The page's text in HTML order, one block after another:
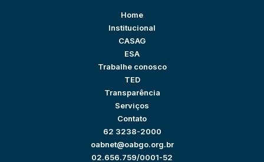
Home
Institucional
CASAG
ESA
Trabalhe conosco
TED
Transparência
Serviços
Contato
62 3238-2000
oabnet@oabgo.org.br
02.656.759/0001-52